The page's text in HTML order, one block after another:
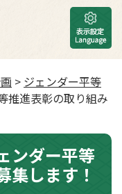
> ジェンダー平等
推進表彰の取り組み
ンダー平等
集します！